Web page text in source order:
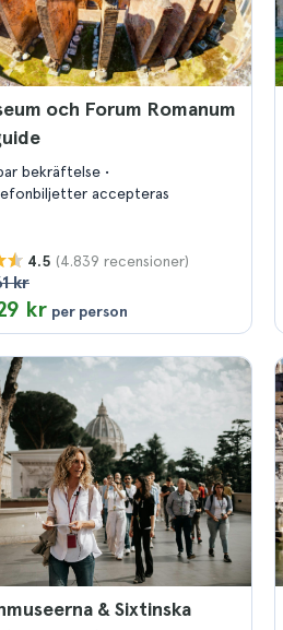
och Forum Romanum
bekräftelse
accepteras
4.5 (4.839 recensioner)
kr
kr per person
& Sixtinska